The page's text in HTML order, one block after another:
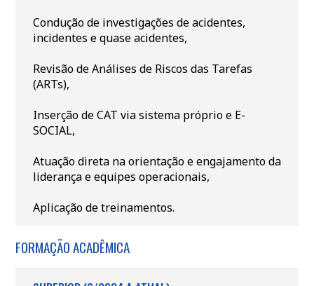
Condução de investigações de acidentes,
incidentes e quase acidentes,
Revisão de Análises de Riscos das Tarefas
(ARTs),
Inserção de CAT via sistema próprio e E-
SOCIAL,
Atuação direta na orientação e engajamento da
liderança e equipes operacionais,
Aplicação de treinamentos.
FORMAÇÃO ACADÊMICA